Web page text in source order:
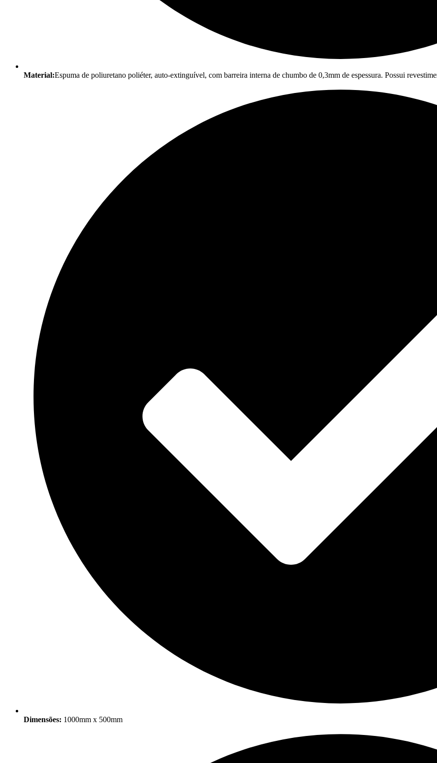
Material:Espuma de poliuretano poliéter, auto-extinguível, com barreira interna de chumbo de 0,3mm de espessura. Possui
Dimensões: 1000mm x 500mm